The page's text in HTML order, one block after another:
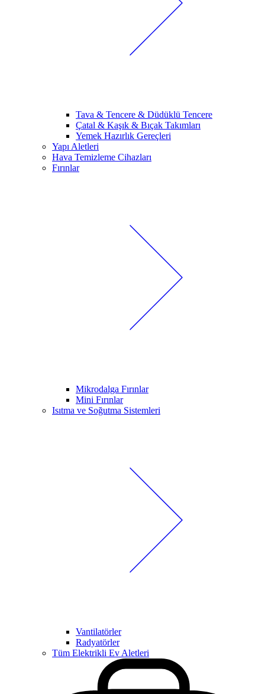
Tava & Tencere & Düdüklü Tencere
Çatal & Kaşık & Bıçak Takımları
Yemek Hazırlık Gereçleri
Yapı Aletleri
Hava Temizleme Cihazları
Fırınlar
Mikrodalga Fırınlar
Mini Fırınlar
Isıtma ve Soğutma Sistemleri
Vantilatörler
Radyatörler
Tüm Elektrikli Ev Aletleri